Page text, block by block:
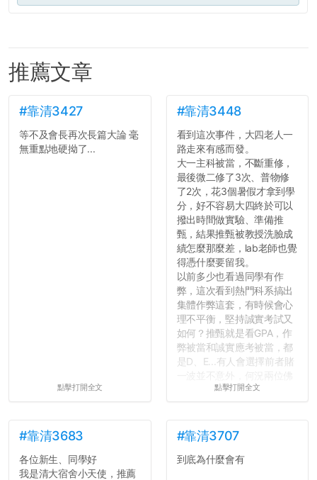
推薦文章
#靠清3427
等不及會長再次長篇大論 毫
無重點地硬拗了...
點擊打開全文
#靠清3448
看到這次事件，大四老人一
路走來有感而發。
大一主科被當，不斷重修，
最後微二修了3次、普物修
了2次，花3個暑假才拿到學
分，好不容易大四終於可以
撥出時間做實驗、準備推
甄，結果推甄被教授洗臉成
績怎麼那麼差，lab老師也覺
得憑什麼要留我。
以前多少也看過同學有作
弊，這次看到熱門科系搞出
集體作弊這套，有時候會心
理不平衡，堅持誠實考試又
如何？推甄就是看GPA，作
弊被當和誠實應考被當，都
是D、E...有人會選擇前者賭
心教授看起來要輕輕放下
長作弊的風氣。
反正老人我明天就要搬離新
點擊打開全文
#靠清3683
各位新生、同學好
我是清大宿舍小天使，推薦
#靠清3707
到底為什麼會有